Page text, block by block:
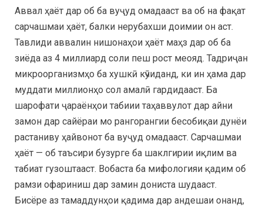
Аввал ҳаёт дар об ба вуҷуд омадааст ва об на фақат
сарчашмаи ҳаёт, балки нерубахши доимии он аст.
Тавлиди аввалин нишонаҳои ҳаёт маҳз дар об ба
зиёда аз 4 миллиард соли пеш рост меояд. Тадриҷан
микроорганизмҳо ба хушкӣ кӯчиданд, ки ин ҳама дар
муддати миллионҳо сол амалӣ гардидааст. Ба
шарофати ҷараёнҳои табиии таҳаввулот дар айни
замон дар сайёраи мо рангорангии бесобиқаи дунёи
растаниву ҳайвонот ба вуҷуд омадааст. Сарчашмаи
ҳаёт — об таъсири бузурге ба шаклгирии иқлим ва
табиат гузоштааст. Вобаста ба мифологияи қадим об
рамзи офариниш дар замин дониста шудааст.
Бисёре аз тамаддунҳои қадима дар андешаи онанд,